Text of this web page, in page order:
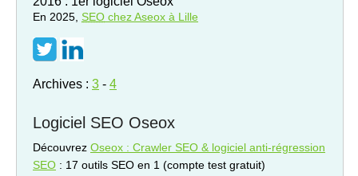
En 2025, SEO chez Aseox à Lille
Archives : 3 - 4
Logiciel SEO Oseox
Découvrez Oseox : Crawler SEO & logiciel anti-régression
SEO : 17 outils SEO en 1 (compte test gratuit)